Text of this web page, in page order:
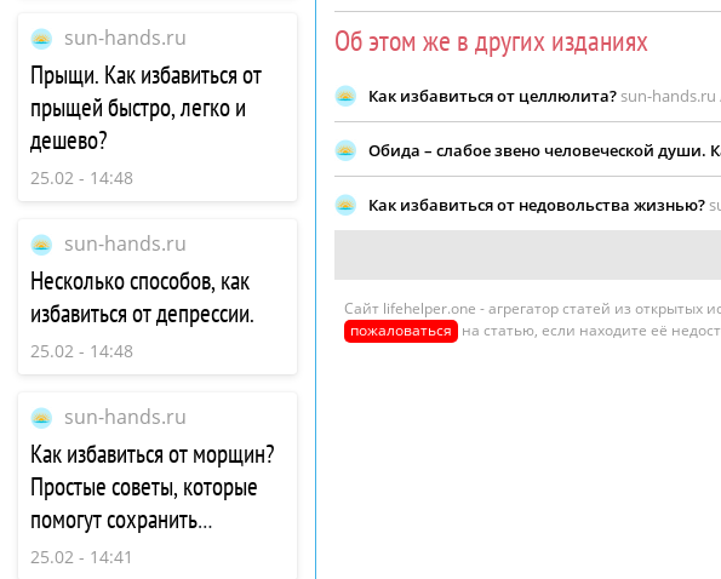
sun-hands.ru
Прыщи. Как избавиться от
прыщей быстро, легко и
дешево?
25.02 - 14:48
sun-hands.ru
Несколько способов, как
избавиться от депрессии.
25.02 - 14:48
sun-hands.ru
Как избавиться от морщин?
Простые советы, которые
помогут сохранить
молодость надолго
25.02 - 14:41
Об этом же в других изданиях
Как избавиться от целлюлита?sun-hands.ru
Обида – слабое звено человеческой души.
Как избавиться от недовольства жизнью?
Сайт lifehelper.one - агрегатор статей из
пожаловаться на статью, если находите её